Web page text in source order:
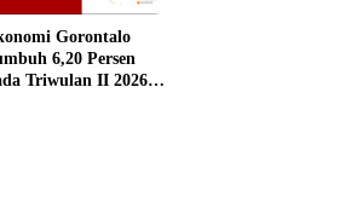
Gorontalo
6,20 Persen
Triwulan II 2026,